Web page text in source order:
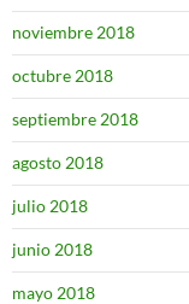
noviembre 2018
octubre 2018
septiembre 2018
agosto 2018
julio 2018
junio 2018
mayo 2018